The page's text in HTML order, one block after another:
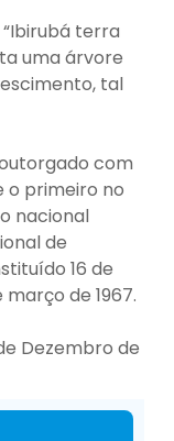
“Ibirubá terra
uma árvore
tal
com
o primeiro no
nacional
de
16 de
de 1967.
Dezembro de